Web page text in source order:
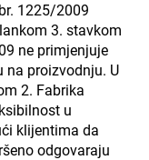
1225/2009
3. stavkom
ne primjenjuje
na proizvodnju. U
2. Fabrika
u
klijentima da
odgovaraju